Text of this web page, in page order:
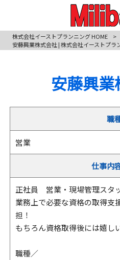
株式会社イーストプランニング HOME
>
安藤興業株式会社 | 株式会社イーストプラ
安藤興
職
営業
仕事内
正社員 営業・現場管理スタ
業務上で必要な資格の取得支
担！
もちろん資格取得後には嬉し
職種／